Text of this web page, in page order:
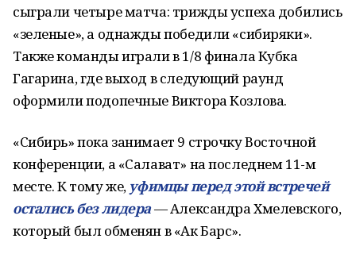
сыграли четыре матча: трижды успеха добились
«зеленые», а однажды победили «сибиряки».
Также команды играли в 1/8 финала Кубка
Гагарина, где выход в следующий раунд
оформили подопечные Виктора Козлова.
«Сибирь» пока занимает 9 строчку Восточной
конференции, а «Салават» на последнем 11-м
месте. К тому же, уфимцы перед этой встречей
остались без лидера— Александра Хмелевского,
который был обменян в «Ак Барс».